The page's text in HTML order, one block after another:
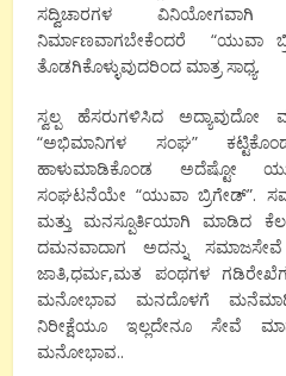
ಸದ್ವಿಚಾರಗಳ ವಿನಿಯೋಗವಾಗಿ
ನಿರ್ಮಾಣವಾಗಬೇಕೆಂದರೆ “ಯುವಾ
ತೊಡಗಿಕೊಳ್ಳುವುದರಿಂದ ಮಾತ್ರ ಸಾಧ್ಯ.
ಸ್ವಲ್ಪ ಹೆಸರುಗಳಿಸಿದ ಅದ್ಯಾವುದೋ
“ಅಭಿಮಾನಿಗಳ ಸಂಘ”
ಹಾಳುಮಾಡಿಕೊಂಡ ಅದೆಷ್ಟೋ
ಸಂಘಟನೆಯೇ “ಯುವಾ ಬ್ರಿಗೇಡ್”.
ಮತ್ತು ಮನಸ್ಪೂರ್ತಿಯಾಗಿ ಮಾಡಿದ
ದಮನವಾದಾಗ ಅದನ್ನು
ಜಾತಿ,ಧರ್ಮ,ಮತ ಪಂಥಗಳ
ಮನೋಭಾವ ಮನದೊಳಗೆ
ನಿರೀಕ್ಷೆಯೂ ಇಲ್ಲದೇನೂ ಸೇವೆ
ಮನೋಭಾವ..